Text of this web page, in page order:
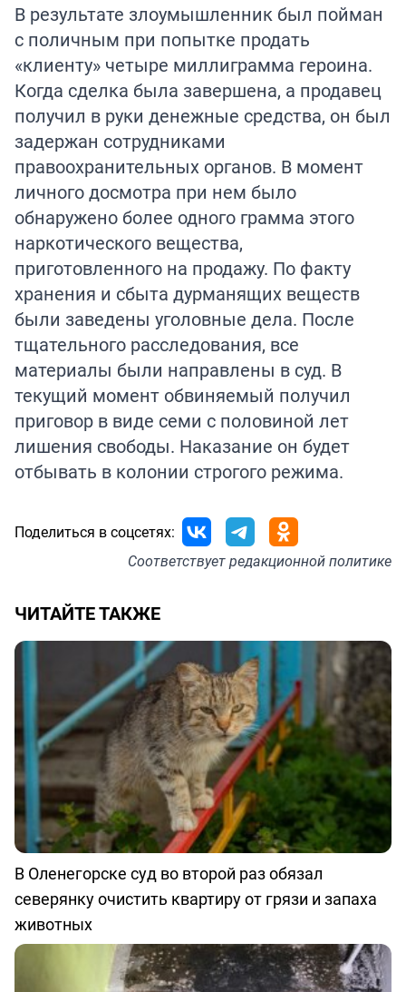
В результате злоумышленник был пойман
с поличным при попытке продать
«клиенту» четыре миллиграмма героина.
Когда сделка была завершена, а продавец
получил в руки денежные средства, он был
задержан сотрудниками
правоохранительных органов. В момент
личного досмотра при нем было
обнаружено более одного грамма этого
наркотического вещества,
приготовленного на продажу. По факту
хранения и сбыта дурманящих веществ
были заведены уголовные дела. После
тщательного расследования, все
материалы были направлены в суд. В
текущий момент обвиняемый получил
приговор в виде семи с половиной лет
лишения свободы. Наказание он будет
отбывать в колонии строгого режима.
Поделиться в соцсетях:
Соответствуетредакционной политике
ЧИТАЙТЕ ТАКЖЕ
В Оленегорске суд во второй раз обязал
северянку очистить квартиру от грязи и запаха
животных